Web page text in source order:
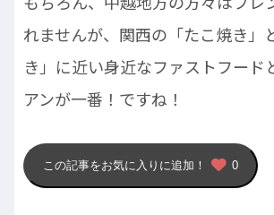
れませんが、関西の「たこ焼き」
き」に近い身近なファストフード
アンが一番！ですね！
この記事をお気に入りに追加！ 0